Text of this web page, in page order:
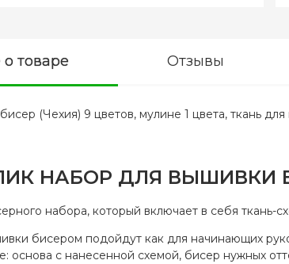
о товаре Отзывы
(Чехия) 9 цветов, мулине 1 цвета, ткань
НАБОР ДЛЯ ВЫШИВКИ
набора, который включает в себя ткань-
бисером подойдут как для начинающих
основа с нанесенной схемой, бисер нужных